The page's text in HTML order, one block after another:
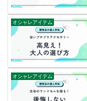
オシャレアイテム
オシャレアイテム